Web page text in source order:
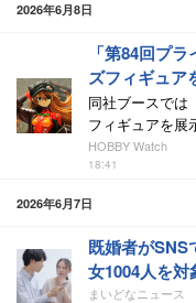
2026年6月8日
「第84回プ
ズフィギュア
同社ブースでは
フィギュアを展
HOBBY Watch
18:41
2026年6月7日
既婚者がSNS
女1004人を
まいどなニュース